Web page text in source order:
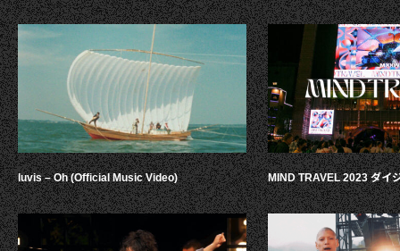
luvis – Oh (Official Music Video) MIND TRAVEL 2023 ダイ